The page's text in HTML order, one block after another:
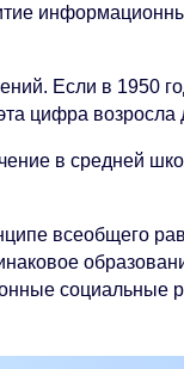
Если в 1950
цифра возросла
в средней
всеобщего
социальные